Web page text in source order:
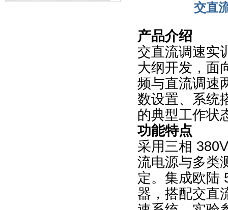
交直
产品介绍
交直流调速实
大纲开发，面
频与直流调速
数设置、系统
的典型工作状
功能特点
采用三相
流电源与多类
定。集成欧陆
器，搭配交直